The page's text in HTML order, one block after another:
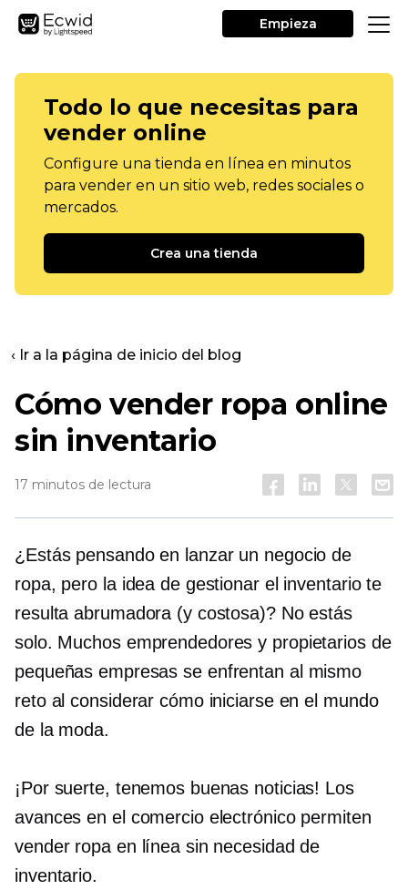
Empieza
Todo lo que necesitas para
vender online
Configure una tienda en línea en minutos
para vender en un sitio web, redes sociales o
mercados.
Crea una tienda
‹ Ir a la página de inicio del blog
Cómo vender ropa online
sin inventario
17 minutos de lectura
¿Estás pensando en lanzar un negocio de
ropa, pero la idea de gestionar el inventario te
resulta abrumadora (y costosa)? No estás
solo. Muchos emprendedores y propietarios de
pequeñas empresas se enfrentan al mismo
reto al considerar cómo iniciarse en el mundo
de la moda.
¡Por suerte, tenemos buenas noticias! Los
avances en el comercio electrónico permiten
vender ropa en línea sin necesidad de
inventario.